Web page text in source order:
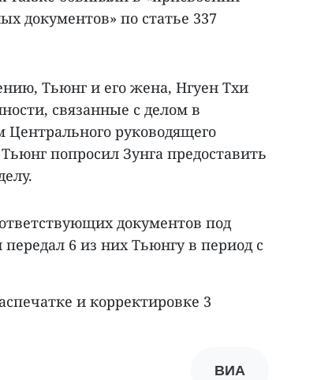
документов» по статье 337
Тьюнг и его жена, Нгуен Тхи
связанные с делом в
руководящего
попросил Зунга предоставить
документов под
передал 6 из них Тьюнгу в период с
и корректировке 3
ВИА